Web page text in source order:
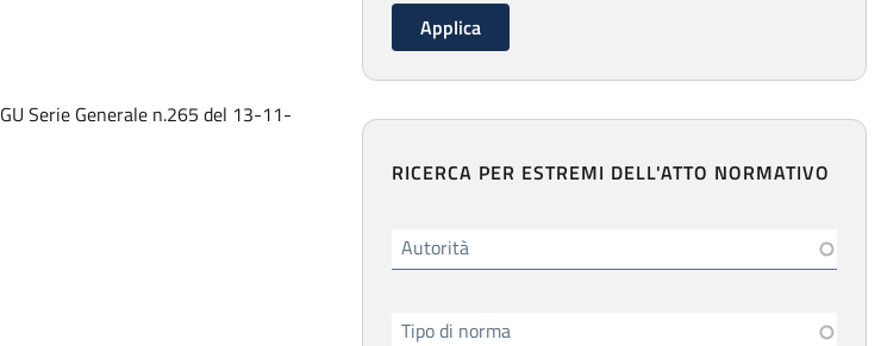
Serie Generale n.265 del 13-11-
RICERCA PER ESTREMI DELL'ATTO NORMATIVO
Autorità
Tipo di norma